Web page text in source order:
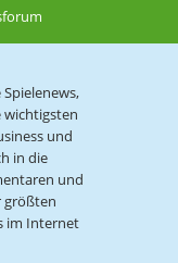
forum
wichtigsten
und
in die
und
größten
im Internet